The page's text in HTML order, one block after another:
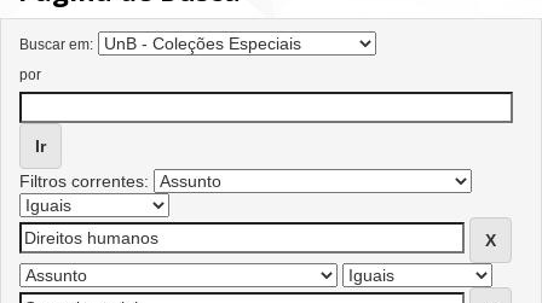
Buscar em:
por
Filtros correntes: